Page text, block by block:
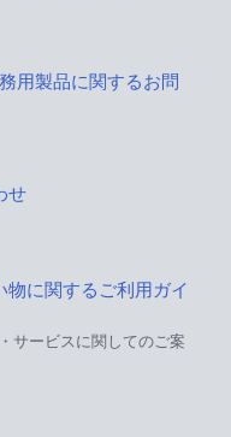
用製品に関するお問
せ
物に関するご利用ガイ
サービスに関してのご案